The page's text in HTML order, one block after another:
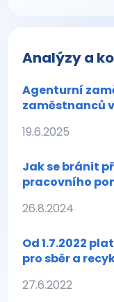
Analýzy a
Agenturní
zaměstnanců
19.6.2025
Jak se bránit
pracovního
26.8.2024
Od 1.7.2022
pro sběr a
27.6.2022